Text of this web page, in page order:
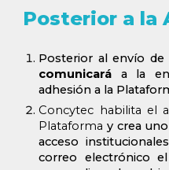
Posterior a la
Posterior al envío
comunicará a la
adhesión a la
Concytec habilita el
Plataforma y crea
acceso
correo electrónico